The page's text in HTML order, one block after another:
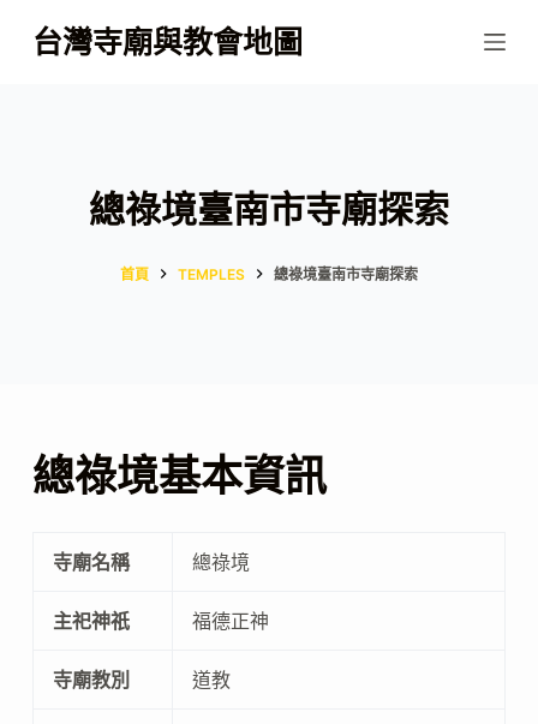
跳
至
台灣寺廟與教會地圖
總祿境臺南市寺廟探索
首頁 TEMPLES 總祿境臺南市寺廟探索
總祿境基本資訊
寺廟名稱 總祿境
主祀神祇 福德正神
寺廟教別 道教